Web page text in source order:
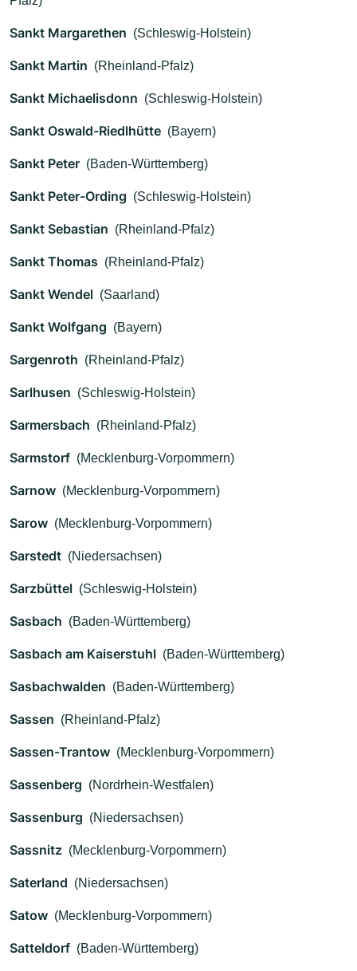
Sankt Margarethen (Schleswig-Holstein)
Sankt Martin (Rheinland-Pfalz)
Sankt Michaelisdonn (Schleswig-Holstein)
Sankt Oswald-Riedlhütte (Bayern)
Sankt Peter (Baden-Württemberg)
Sankt Peter-Ording (Schleswig-Holstein)
Sankt Sebastian (Rheinland-Pfalz)
Sankt Thomas (Rheinland-Pfalz)
Sankt Wendel (Saarland)
Sankt Wolfgang (Bayern)
Sargenroth (Rheinland-Pfalz)
Sarlhusen (Schleswig-Holstein)
Sarmersbach (Rheinland-Pfalz)
Sarmstorf (Mecklenburg-Vorpommern)
Sarnow (Mecklenburg-Vorpommern)
Sarow (Mecklenburg-Vorpommern)
Sarstedt (Niedersachsen)
Sarzbüttel (Schleswig-Holstein)
Sasbach (Baden-Württemberg)
Sasbach am Kaiserstuhl (Baden-Württemberg)
Sasbachwalden (Baden-Württemberg)
Sassen (Rheinland-Pfalz)
Sassen-Trantow (Mecklenburg-Vorpommern)
Sassenberg (Nordrhein-Westfalen)
Sassenburg (Niedersachsen)
Sassnitz (Mecklenburg-Vorpommern)
Saterland (Niedersachsen)
Satow (Mecklenburg-Vorpommern)
Satteldorf (Baden-Württemberg)